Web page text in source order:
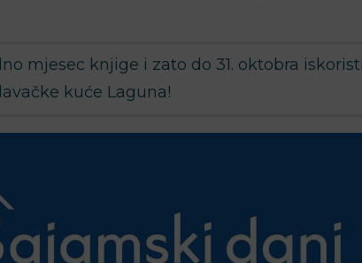
mjesec knjige i zato do 31. oktobra
kuće Laguna!